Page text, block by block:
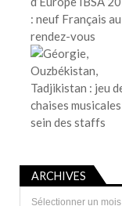
ARCHIVES
Archives